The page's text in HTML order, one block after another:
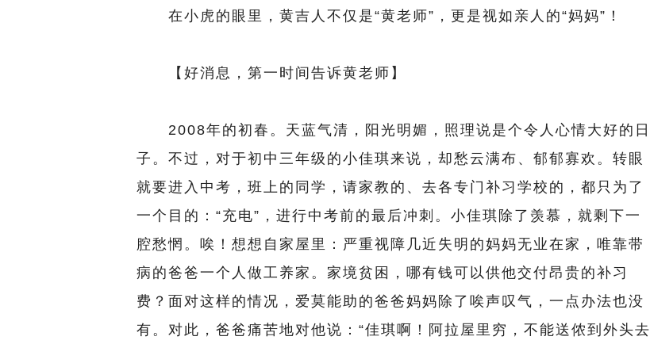
在小虎的眼里，黄吉人不仅是“黄老师”，更是视如亲人的“妈妈”！
【好消息，第一时间告诉黄老师】
2008年的初春。天蓝气清，阳光明媚，照理说是个令人心情大好的日
子。不过，对于初中三年级的小佳琪来说，却愁云满布、郁郁寡欢。转眼
就要进入中考，班上的同学，请家教的、去各专门补习学校的，都只为了
一个目的：“充电”，进行中考前的最后冲刺。小佳琪除了羡慕，就剩下一
腔愁惘。唉！想想自家屋里：严重视障几近失明的妈妈无业在家，唯靠带
病的爸爸一个人做工养家。家境贫困，哪有钱可以供他交付昂贵的补习
费？面对这样的情况，爱莫能助的爸爸妈妈除了唉声叹气，一点办法也没
有。对此，爸爸痛苦地对他说：“佳琪啊！阿拉屋里穷，不能送侬到外头去